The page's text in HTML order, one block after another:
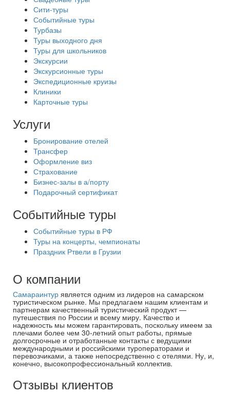
Сити-туры
Событийные туры
Турбазы
Туры выходного дня
Туры для школьников
Экскурсии
Экскурсионные туры
Экспедиционные круизы
Клиники
Карточные туры
Услуги
Бронирование отелей
Трансфер
Оформление виз
Страхование
Бизнес-залы в а/порту
Подарочный сертификат
Событийные туры
Событийные туры в РФ
Туры на концерты, чемпионаты
Праздник Ртвели в Грузии
О компании
Самараинтур является одним из лидеров на самарском
туристическом рынке. Мы предлагаем нашим клиентам и
партнерам качественный туристический продукт —
путешествия по России и всему миру. Качество и
надежность мы можем гарантировать, поскольку имеем за
плечами более чем 30-летний опыт работы, прямые
долгосрочные и отработанные контакты с ведущими
международными и российскими туроператорами и
перевозчиками, а также непосредственно с отелями. Ну, и,
конечно, высокопрофессиональный коллектив.
Отзывы клиентов